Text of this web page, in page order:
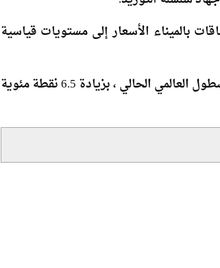
بالميناء الأسعار إلى مستويات قياسية